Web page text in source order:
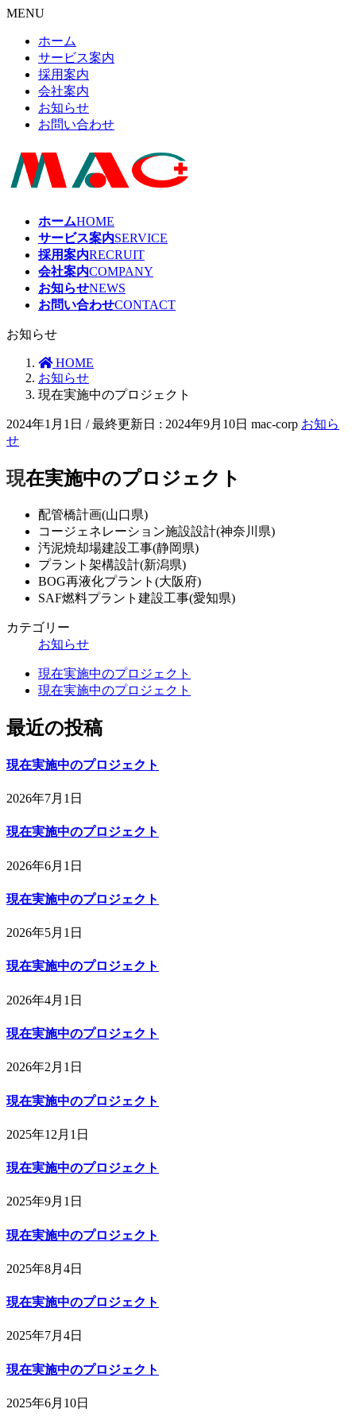
MENU
ホーム
サービス案内
採用案内
会社案内
お知らせ
お問い合わせ
ホームHOME
サービス案内SERVICE
採用案内RECRUIT
会社案内COMPANY
お知らせNEWS
お問い合わせCONTACT
お知らせ
HOME
お知らせ
現在実施中のプロジェクト
2024年1月1日 / 最終更新日 : 2024年9月10日 mac-corp お知ら
せ
現在実施中のプロジェクト
配管橋計画(山口県)
コージェネレーション施設設計(神奈川県)
汚泥焼却場建設工事(静岡県)
プラント架構設計(新潟県)
BOG再液化プラント(大阪府)
SAF燃料プラント建設工事(愛知県)
カテゴリー
お知らせ
現在実施中のプロジェクト
現在実施中のプロジェクト
最近の投稿
現在実施中のプロジェクト
2026年7月1日
現在実施中のプロジェクト
2026年6月1日
現在実施中のプロジェクト
2026年5月1日
現在実施中のプロジェクト
2026年4月1日
現在実施中のプロジェクト
2026年2月1日
現在実施中のプロジェクト
2025年12月1日
現在実施中のプロジェクト
2025年9月1日
現在実施中のプロジェクト
2025年8月4日
現在実施中のプロジェクト
2025年7月4日
現在実施中のプロジェクト
2025年6月10日